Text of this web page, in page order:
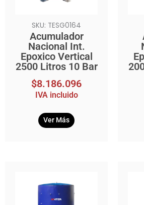
SKU: TESG0164
Acumulador
Nacional Int.
Epoxico Vertical
2500 Litros 10 Bar
$8.186.096
IVA incluido
Ver Más